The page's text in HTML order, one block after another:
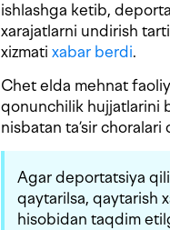
ishlashga ketib,
xarajatlarni undirish
xizmati xabar berdi.
Chet elda mehnat
qonunchilik hujjatlarini
nisbatan ta’sir choralari
Agar deportatsiya
qaytarilsa, qaytarish
hisobidan taqdim